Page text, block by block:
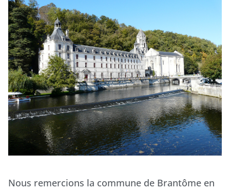
Nous remercions la commune de Brantôme en